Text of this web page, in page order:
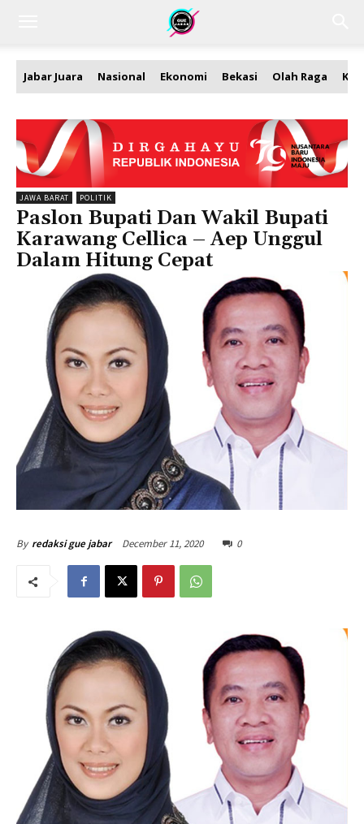
Jabar Juara Nasional Ekonomi Bekasi Olah Raga
JAWA BARAT POLITIK
Paslon Bupati Dan Wakil Bupati
Karawang Cellica – Aep Unggul
Dalam Hitung Cepat
By redaksi gue jabar December 11, 2020 0